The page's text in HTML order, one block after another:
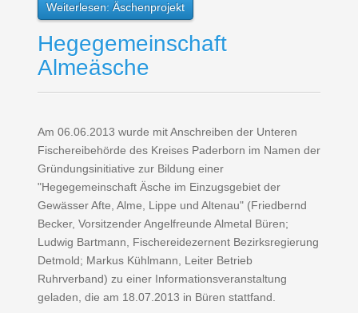
Weiterlesen: Äschenprojekt
Hegegemeinschaft
Almeäsche
Am 06.06.2013 wurde mit Anschreiben der Unteren
Fischereibehörde des Kreises Paderborn im Namen der
Gründungsinitiative zur Bildung einer
"Hegegemeinschaft Äsche im Einzugsgebiet der
Gewässer Afte, Alme, Lippe und Altenau" (Friedbernd
Becker, Vorsitzender Angelfreunde Almetal Büren;
Ludwig Bartmann, Fischereidezernent Bezirksregierung
Detmold; Markus Kühlmann, Leiter Betrieb
Ruhrverband) zu einer Informationsveranstaltung
geladen, die am 18.07.2013 in Büren stattfand.